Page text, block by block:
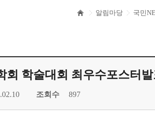
알림마당 국민
회 학술대회 최우수포스터
조회수 897